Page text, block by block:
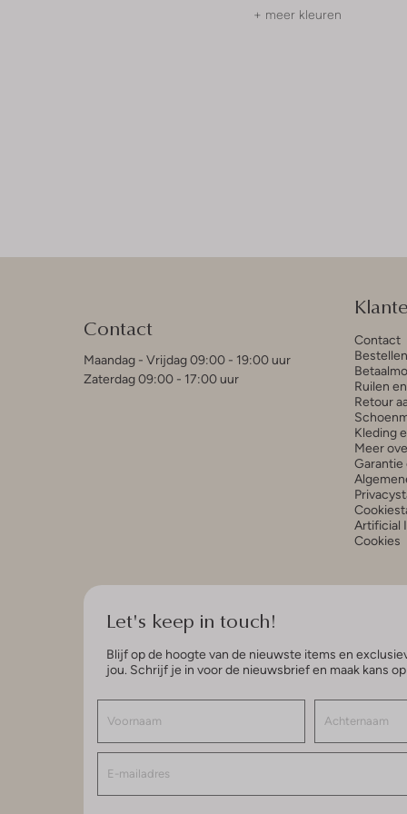
+ meer kleuren
Contact
Maandag - Vrijdag 09:00 - 19:00 uur
Zaterdag 09:00 - 17:00 uur
Contact
Ruilen
Retour
Kleding
Meer
Garantie
Artificial
Cookies
Let's keep in touch!
Blijf op de hoogte van de nieuwste items en
jou. Schrijf je in voor de nieuwsbrief en maak kans